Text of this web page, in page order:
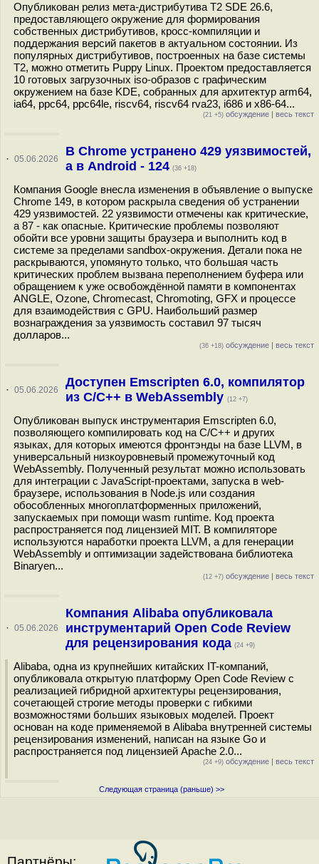
Опубликован релиз мета-дистрибутива T2 SDE 26.6,
предоставляющего окружение для формирования
собственных дистрибутивов, кросс-компиляции и
поддержания версий пакетов в актуальном состоянии. Из
популярных дистрибутивов, построенных на базе системы
T2, можно отметить Puppy Linux. Проектом предоставляется
10 готовых загрузочных iso-образов с графическим
окружением на базе KDE, собранных для архитектур arm64,
ia64, ppc64, ppc64le, riscv64, riscv64 rva23, i686 и x86-64...
(21 +5) обсуждение | весь текст
· 05.06.2026
В Chrome устранено 429 уязвимостей,
а в Android - 124 (36 +18)
Компания Google внесла изменения в объявление о выпуске
Chrome 149, в котором раскрыла сведения об устранении
429 уязвимостей. 22 уязвимости отмечены как критические,
а 87 - как опасные. Критические проблемы позволяют
обойти все уровни защиты браузера и выполнить код в
системе за пределами sandbox-окружения. Детали пока не
раскрываются, упомянуто только, что большая часть
критических проблем вызвана переполнением буфера или
обращением к уже освобождённой памяти в компонентах
ANGLE, Ozone, Chromecast, Chromoting, GFX и процессе
для взаимодействия с GPU. Наибольший размер
вознаграждения за уязвимость составил 97 тысяч
долларов...
(36 +18) обсуждение | весь текст
· 05.06.2026
Доступен Emscripten 6.0, компилятор
из C/C++ в WebAssembly (12 +7)
Опубликован выпуск инструментария Emscripten 6.0,
позволяющего компилировать код на C/C++ и других
языках, для которых имеются фронтэнды на базе LLVM, в
универсальный низкоуровневый промежуточный код
WebAssembly. Полученный результат можно использовать
для интеграции с JavaScript-проектами, запуска в web-
браузере, использования в Node.js или создания
обособленных многоплатформенных приложений,
запускаемых при помощи wasm runtime. Код проекта
распространяется под лицензией MIT. В компиляторе
используются наработки проекта LLVM, а для генерации
WebAssembly и оптимизации задействована библиотека
Binaryen...
(12 +7) обсуждение | весь текст
· 05.06.2026
Компания Alibaba опубликовала
инструментарий Open Code Review
для рецензирования кода (24 +9)
Alibaba, одна из крупнейших китайских IT-компаний,
опубликовала открытую платформу Open Code Review с
реализацией гибридной архитектуры рецензирования,
сочетающей строгие методы проверки с гибкими
возможностями больших языковых моделей. Проект
основан на коде применяемой в Alibaba внутренней системы
рецензирования изменений, написан на языке Go и
распространяется под лицензией Apache 2.0...
(24 +9) обсуждение | весь текст
Следующая страница (раньше) >>